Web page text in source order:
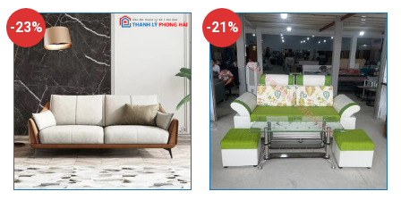
6,950,000₫.
-23% -21%